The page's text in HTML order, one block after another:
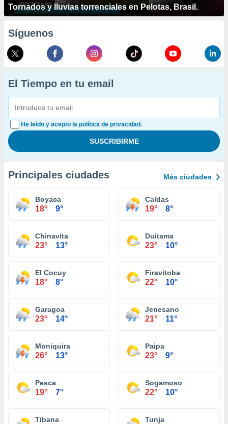
Tornados y lluvias torrenciales en Pelotas, Brasil.
Síguenos
El Tiempo en tu email
He leído y acepto la política de privacidad.
Principales ciudades Más ciudades
Boyaca
18° 9°
Caldas
19° 8°
Chinavita
23° 13°
Duitama
23° 10°
El Cocuy
18° 8°
Firavitoba
22° 10°
Garagoa
23° 14°
Jenesano
21° 11°
Moniquira
26° 13°
Paipa
23° 9°
Pesca
19° 7°
Sogamoso
22° 10°
Tibana Tunja